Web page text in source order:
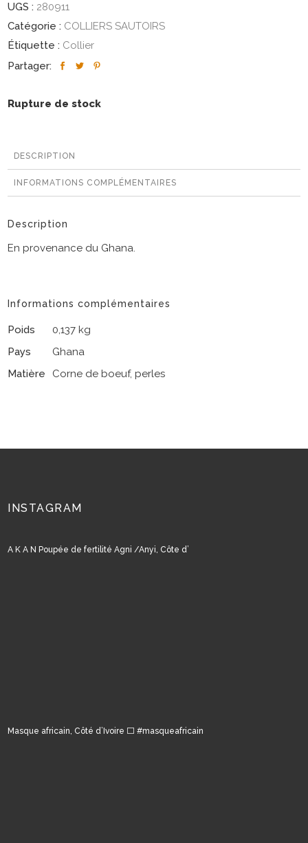
UGS : 280911
Catégorie : COLLIERS SAUTOIRS
Étiquette : Collier
Partager:
Rupture de stock
DESCRIPTION
INFORMATIONS COMPLÉMENTAIRES
Description
En provenance du Ghana.
Informations complémentaires
Poids
0,137 kg
Pays
Ghana
Matière
Corne de boeuf, perles
INSTAGRAM
A K A N Poupée de fertilité Agni /Anyi, Côte d’
Masque africain, Côté d’Ivoire ⬜️ #masqueafricain